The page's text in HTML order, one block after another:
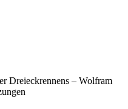
Dreieckrennens – Wolfram